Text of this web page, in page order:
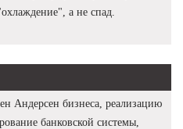
а не спад.
Андерсен бизнеса, реализацию
банковской системы,